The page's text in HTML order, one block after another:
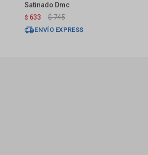
Satinado Dmc
$ 633 $745
ENVÍO EXPRESS